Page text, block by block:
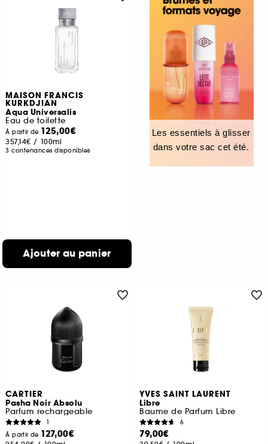
MAISON FRANCIS
KURKDJIAN
Aqua Universalis
Eau de toilette
À partir de 125,00€
357,14€ / 100ml
3 contenances disponibles
Ajouter au panier
Les essentiels à glisser
dans votre sac cet été.
CARTIER
Pasha Noir Absolu
Parfum rechargeable
1
À partir de 127,00€
YVES SAINT LAURENT
Libre
Baume de Parfum Libre
6
79,00€